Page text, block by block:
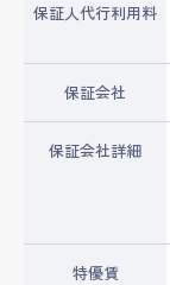
保証人代行利用料
保証会社
保証会社詳細
特優賃